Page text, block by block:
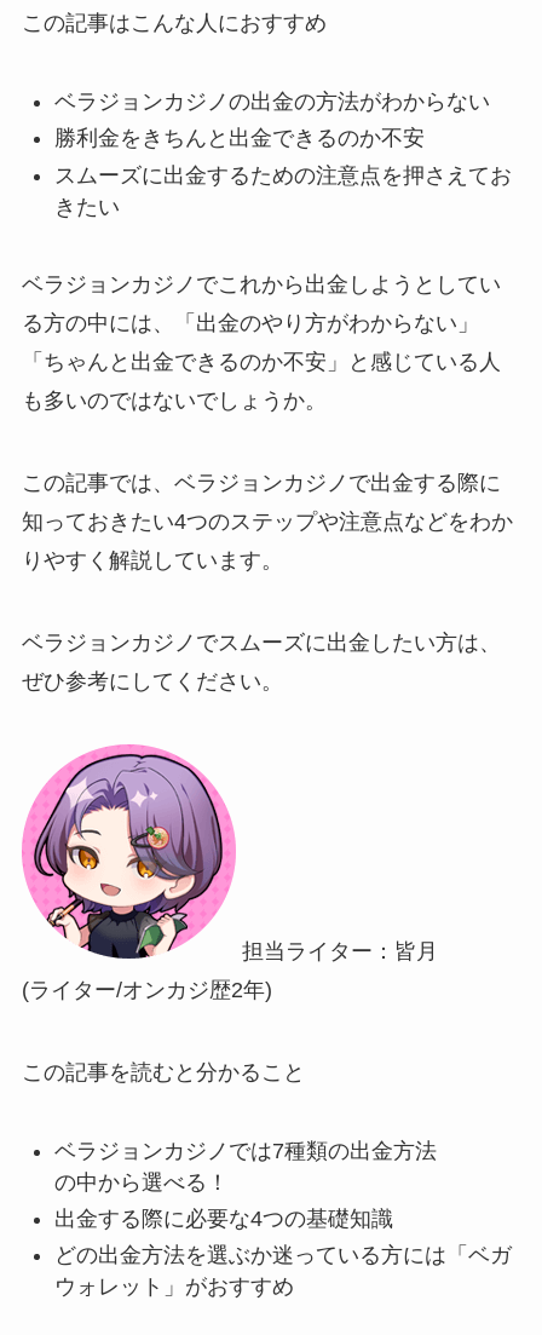
この記事はこんな人におすすめ
ベラジョンカジノの出金の方法がわからない
勝利金をきちんと出金できるのか不安
スムーズに出金するための注意点を押さえてお
きたい
ベラジョンカジノでこれから出金しようとしてい
る方の中には、「出金のやり方がわからない」
「ちゃんと出金できるのか不安」と感じている人
も多いのではないでしょうか。
この記事では、ベラジョンカジノで出金する際に
知っておきたい4つのステップや注意点などをわか
りやすく解説しています。
ベラジョンカジノでスムーズに出金したい方は、
ぜひ参考にしてください。
担当ライター：皆月
(ライター/オンカジ歴2年)
この記事を読むと分かること
ベラジョンカジノでは7種類の出金方法
の中から選べる！
出金する際に必要な4つの基礎知識
どの出金方法を選ぶか迷っている方には「ベガ
ウォレット」がおすすめ